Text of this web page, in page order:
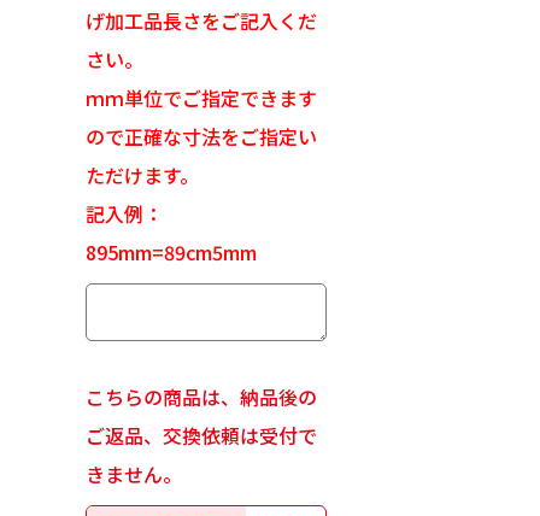
げ加工品長さをご記入くだ
さい。
ｍｍ単位でご指定できます
ので正確な寸法をご指定い
ただけます。
記入例：
895mm=89cm5mm
こちらの商品は、納品後の
ご返品、交換依頼は受付で
きません。